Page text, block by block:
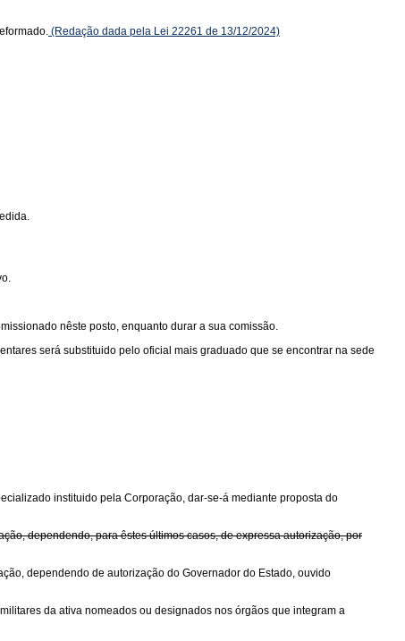
(Redação dada pela Lei 22261 de 13/12/2024)
nêste posto, enquanto durar a sua comissão.
será substituido pelo oficial mais graduado que se encontrar na sede
instituido pela Corporação, dar-se-á mediante proposta do
dependendo, para êstes últimos casos, de expressa autorização, por
dependendo de autorização do Governador do Estado, ouvido
da ativa nomeados ou designados nos órgãos que integram a